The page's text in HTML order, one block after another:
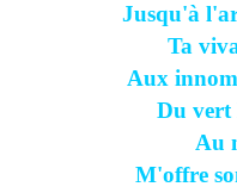
Jusqu'à
Ta
Aux
Du vert
Au
M'offre